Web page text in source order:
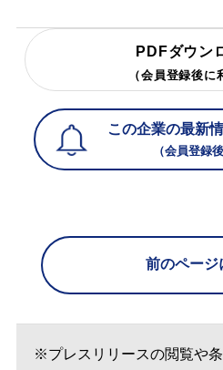
PDFダウン
（会員登録後に
この企業の最新
（会員登録
前のページ
※プレスリリースの閲覧や条